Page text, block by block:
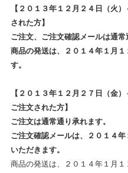
【２０１３年１２月２４日（火
された方】
ご注文、ご注文確認メールは通常
商品の発送は、２０１４年１月
す。
【２０１３年１２月２７日（金
ご注文された方】
ご注文は通常通り承れます。
ご注文確認メールは、２０１４
いただきます。
商品の発送は、２０１４年１月